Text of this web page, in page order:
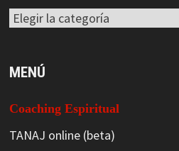
Categorías
MENÚ
Coaching Espiritual
TANAJ online (beta)